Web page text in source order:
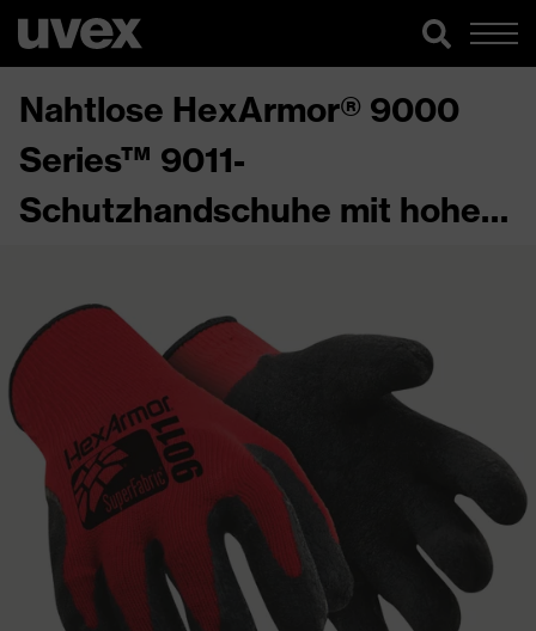
Nahtlose HexArmor® 9000
Series™ 9011-
Schutzhandschuhe mit hoher